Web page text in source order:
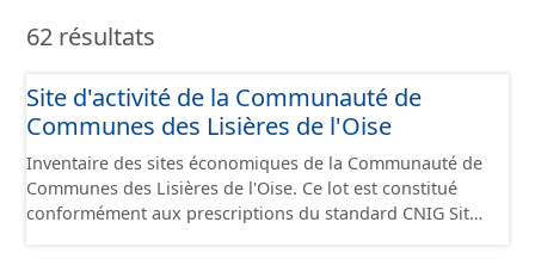
62 résultats
Site d'activité de la Communauté de
Communes des Lisières de l'Oise
Inventaire des sites économiques de la Communauté de
Communes des Lisières de l'Oise. Ce lot est constitué
conformément aux prescriptions du standard CNIG Sites